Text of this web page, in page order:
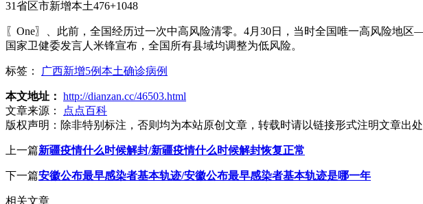
31省区市新增本土476+1048
〖One〗、此前，全国经历过一次中高风险清零。4月30日，当时全国唯一高风险地
国家卫健委发言人米锋宣布，全国所有县域均调整为低风险。
标签： 广西新增5例本土确诊病例
本文地址： http://dianzan.cc/46503.html
文章来源：
点点百科
版权声明： 除非特别标注，否则均为本站原创文章，转载时请以链接形式注明文章出处
上一篇新疆疫情什么时候解封/新疆疫情什么时候解封恢复正常
下一篇安徽公布最早感染者基本轨迹/安徽公布最早感染者基本轨迹是哪一年
相关文章